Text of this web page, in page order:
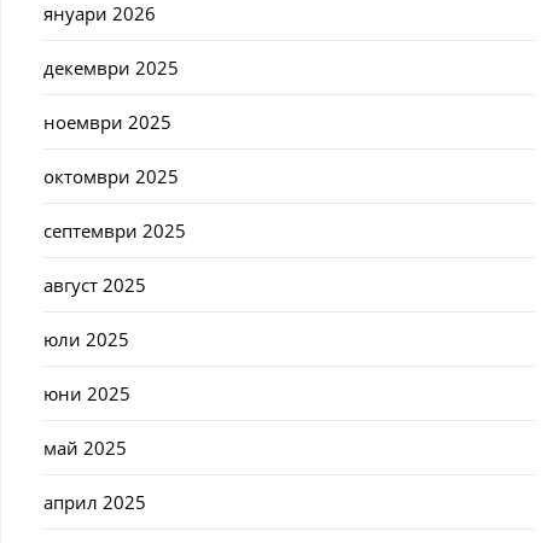
януари 2026
декември 2025
ноември 2025
октомври 2025
септември 2025
август 2025
юли 2025
юни 2025
май 2025
април 2025